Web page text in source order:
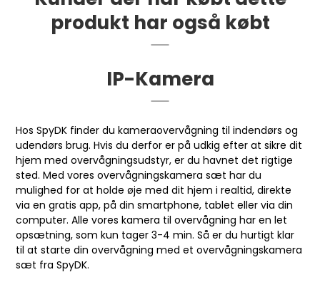
produkt har også købt
IP-Kamera
Hos SpyDK finder du kameraovervågning til indendørs og
udendørs brug. Hvis du derfor er på udkig efter at sikre dit
hjem med overvågningsudstyr, er du havnet det rigtige
sted. Med vores overvågningskamera sæt har du
mulighed for at holde øje med dit hjem i realtid, direkte
via en gratis app, på din smartphone, tablet eller via din
computer. Alle vores kamera til overvågning har en let
opsætning, som kun tager 3-4 min. Så er du hurtigt klar
til at starte din overvågning med et overvågningskamera
sæt fra SpyDK.